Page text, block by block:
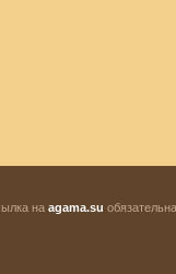
на agama.su